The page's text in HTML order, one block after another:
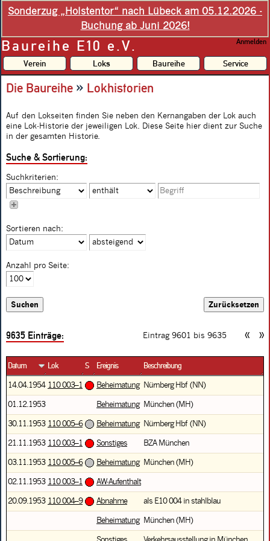
Sonderzug „Holstentor“ nach Lübeck am 05.12.2026 -
Buchung ab Juni 2026!
Baureihe E10 e.V. Anmelden
Verein Loks Baureihe Service
Die Baureihe » Lokhistorien
Auf den Lokseiten finden Sie neben den Kernangaben der Lok auch
eine Lok-Historie der jeweiligen Lok. Diese Seite hier dient zur Suche
in der gesamten Historie.
Suche & Sortierung:
Suchkriterien:
Sortieren nach:
Anzahl pro Seite:
9635 Einträge: Eintrag 9601 bis 9635 « »
Datum Lok S Ereignis Beschreibung
14.04.1954 110 003–1 Beheimatung Nürnberg Hbf (NN)
01.12.1953 Beheimatung München (MH)
30.11.1953 110 005–6 Beheimatung Nürnberg Hbf (NN)
21.11.1953 110 003–1 Sonstiges BZA München
03.11.1953 110 005–6 Beheimatung München (MH)
02.11.1953 110 003–1 AW-Aufenthalt
20.09.1953 110 004–9 Abnahme als E10 004 in stahlblau
Beheimatung München (MH)